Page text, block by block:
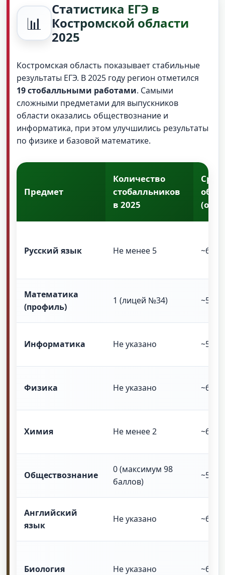
📊
Статистика ЕГЭ в
Костромской области
2025
Костромская область показывает стабильные
результаты ЕГЭ. В 2025 году регион отметился
19 стобалльными работами. Самыми
сложными предметами для выпускников
области оказались обществознание и
информатика, при этом улучшились результаты
по физике и базовой математике.
Предмет
Количество
стобалльников
в 2025
Русский язык Не менее 5 ~65-
Математика
(профиль)
1 (лицей №34) ~55-
Информатика Не указано ~55-
Физика Не указано ~60
Химия Не менее 2 ~60-
Обществознание
0 (максимум 98
баллов)
~55-
Английский
язык
Не указано ~65-
Биология Не указано ~60-